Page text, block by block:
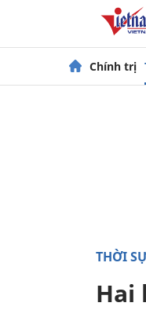
Chính trị
THỜI
Hai